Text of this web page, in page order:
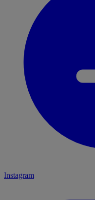
Instagram